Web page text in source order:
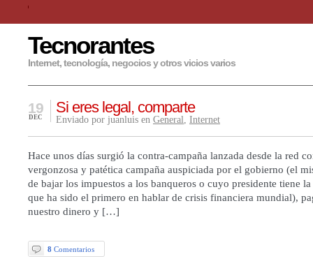
Tecnorantes
Internet, tecnología, negocios y otros vicios varios
Si eres legal, comparte
19
DEC Enviado por juanluis en General, Internet
Hace unos días surgió la contra-campaña lanzada desde la red
vergonzosa y patética campaña auspiciada por el gobierno (el
de bajar los impuestos a los banqueros o cuyo presidente tiene
que ha sido el primero en hablar de crisis financiera mundial),
nuestro dinero y […]
8 Comentarios